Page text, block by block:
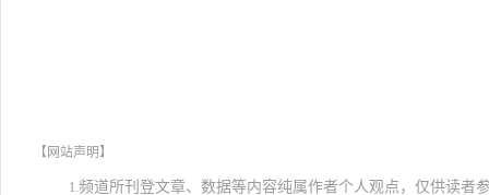
【网站声明】
1.频道所刊登文章、数据等内容纯属作者个人观点，仅供读者